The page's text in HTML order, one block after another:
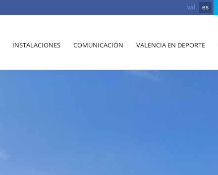
val es
INSTALACIONES COMUNICACIÓN VALENCIA EN DEPORTE